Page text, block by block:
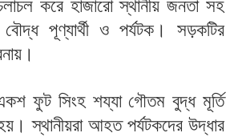
করে হাজারো স্থানীয় জনতা সহ
পূণ্যার্থী ও পর্যটক। সড়কটির
ফুট সিংহ শয্যা গৌতম বুদ্ধ মূর্তি
স্থানীয়রা আহত পর্যটকদের উদ্ধার